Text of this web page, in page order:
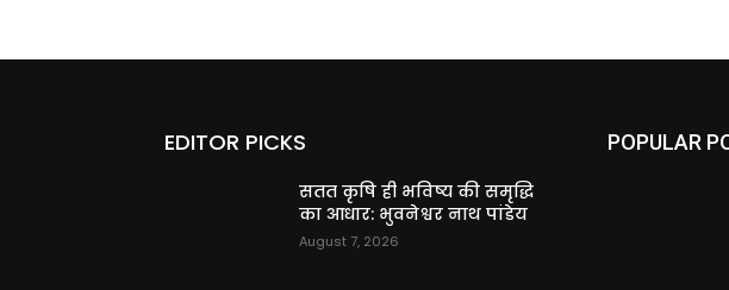
EDITOR PICKS
सतत कृषि ही भविष्य की समृद्धि
का आधार: भुवनेश्वर नाथ पांडेय
August 7, 2026
POPULAR